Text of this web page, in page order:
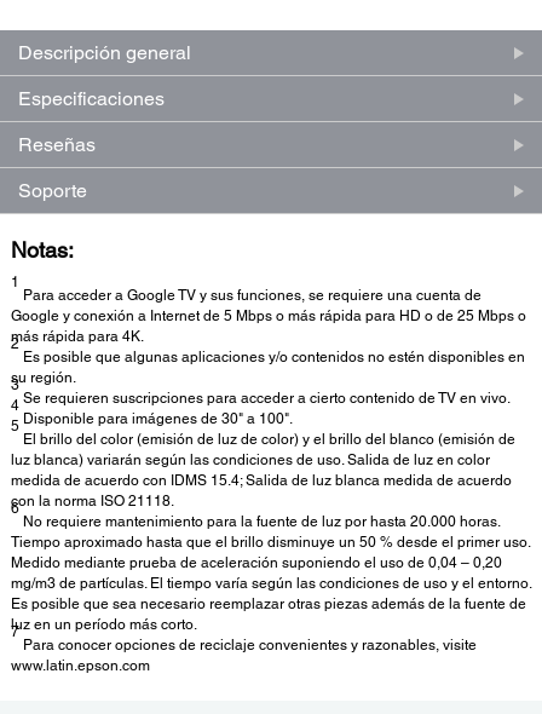
Descripción general
Especificaciones
Reseñas
Soporte
Notas:
1
Para acceder a Google TV y sus funciones, se requiere una cuenta de
Google y conexión a Internet de 5 Mbps o más rápida para HD o de 25 Mbps o
más rápida para 4K.
2
Es posible que algunas aplicaciones y/o contenidos no estén disponibles en
su región.
3
Se requieren suscripciones para acceder a cierto contenido de TV en vivo.
4
Disponible para imágenes de 30" a 100".
5
El brillo del color (emisión de luz de color) y el brillo del blanco (emisión de
luz blanca) variarán según las condiciones de uso. Salida de luz en color
medida de acuerdo con IDMS 15.4; Salida de luz blanca medida de acuerdo
con la norma ISO 21118.
6
No requiere mantenimiento para la fuente de luz por hasta 20.000 horas.
Tiempo aproximado hasta que el brillo disminuye un 50 % desde el primer uso.
Medido mediante prueba de aceleración suponiendo el uso de 0,04 – 0,20
mg/m3 de partículas. El tiempo varía según las condiciones de uso y el entorno.
Es posible que sea necesario reemplazar otras piezas además de la fuente de
luz en un período más corto.
7
Para conocer opciones de reciclaje convenientes y razonables, visite
www.latin.epson.com